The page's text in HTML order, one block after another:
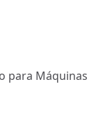
para Máquinas